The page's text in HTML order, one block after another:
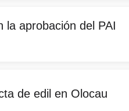
la aprobación del PAI
de edil en Olocau